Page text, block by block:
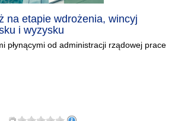
na etapie wdrożenia, wincyj
i wyzysku
płynącymi od administracji rządowej prace